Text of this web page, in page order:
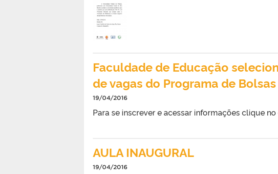
Faculdade de Educação
de vagas do Programa de
19/04/2016
Para se inscrever e acessar informações clique
AULA INAUGURAL
19/04/2016